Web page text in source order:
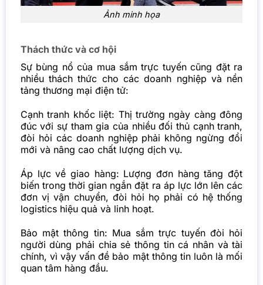
Ảnh minh họa
Thách thức và cơ hội
Sự bùng nổ của mua sắm trực tuyến cũng đặt ra
nhiều thách thức cho các doanh nghiệp và nền
tảng thương mại điện tử:
Cạnh tranh khốc liệt: Thị trường ngày càng đông
đúc với sự tham gia của nhiều đối thủ cạnh tranh,
đòi hỏi các doanh nghiệp phải không ngừng đổi
mới và nâng cao chất lượng dịch vụ.
Áp lực về giao hàng: Lượng đơn hàng tăng đột
biến trong thời gian ngắn đặt ra áp lực lớn lên các
đơn vị vận chuyển, đòi hỏi họ phải có hệ thống
logistics hiệu quả và linh hoạt.
Bảo mật thông tin: Mua sắm trực tuyến đòi hỏi
người dùng phải chia sẻ thông tin cá nhân và tài
chính, vì vậy vấn đề bảo mật thông tin luôn là mối
quan tâm hàng đầu.